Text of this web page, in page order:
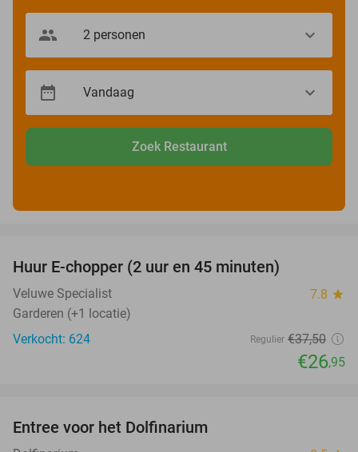
Zoek Restaurant
Huur E-chopper (2 uur en 45 minuten)
Veluwe Specialist 7.8 star
Garderen (+1 locatie)
Verkocht: 624
Regulier €37,50
€26,95
Entree voor het Dolfinarium